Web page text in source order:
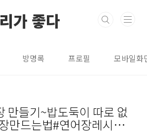
가 좋다
방명록 프로필 모바일화
만들기~밥도둑이 따로 없
만드는법#연어장레시피#